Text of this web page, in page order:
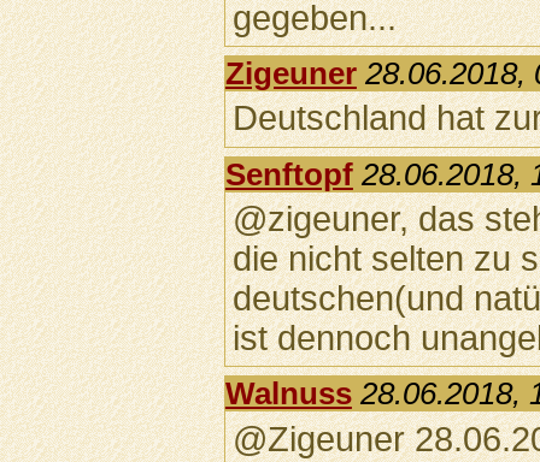
gegeben...
Zigeuner 28.06.2018,
Deutschland hat
Senftopf 28.06.2018,
@zigeuner, das
die nicht selten zu
deutschen(und
ist dennoch
Walnuss 28.06.2018,
@Zigeuner